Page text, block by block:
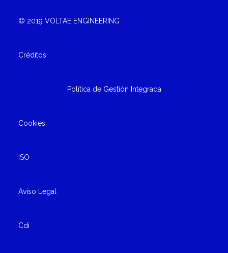
© 2019 VOLTAE ENGINEERING
Créditos
Política de Gestión Integrada
Cookies
ISO
Aviso Legal
Cdi